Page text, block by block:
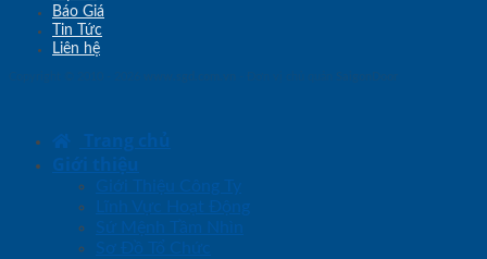
Báo Giá
Tin Tức
Liên hệ
Trang chủ
Giới thiệu
Giới Thiệu Công Ty
Lĩnh Vực Hoạt Động
Sứ Mệnh Tầm Nhìn
Sơ Đồ Tổ Chức